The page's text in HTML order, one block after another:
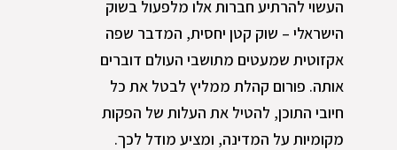
העשוי להרתיע חברות אלו מלפעול בשוק
הישראלי – שוק קטן יחסית, המדבר שפה
אקזוטית שמעטים מתושבי העולם דוברים
אותה. פורום קהלת ממליץ לבטל את כל
חיובי התוכן, להטיל את העלות של הפקות
מקומיות על המדינה, ומציע מודל לכך.